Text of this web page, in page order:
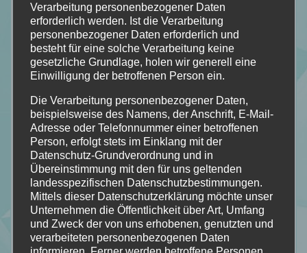
Verarbeitung personenbezogener Daten
erforderlich werden. Ist die Verarbeitung
personenbezogener Daten erforderlich und
besteht für eine solche Verarbeitung keine
gesetzliche Grundlage, holen wir generell eine
Einwilligung der betroffenen Person ein.
Die Verarbeitung personenbezogener Daten,
beispielsweise des Namens, der Anschrift, E-Mail-
Adresse oder Telefonnummer einer betroffenen
Person, erfolgt stets im Einklang mit der
Datenschutz-Grundverordnung und in
Übereinstimmung mit den für uns geltenden
landesspezifischen Datenschutzbestimmungen.
Mittels dieser Datenschutzerklärung möchte unser
Unternehmen die Öffentlichkeit über Art, Umfang
und Zweck der von uns erhobenen, genutzten und
verarbeiteten personenbezogenen Daten